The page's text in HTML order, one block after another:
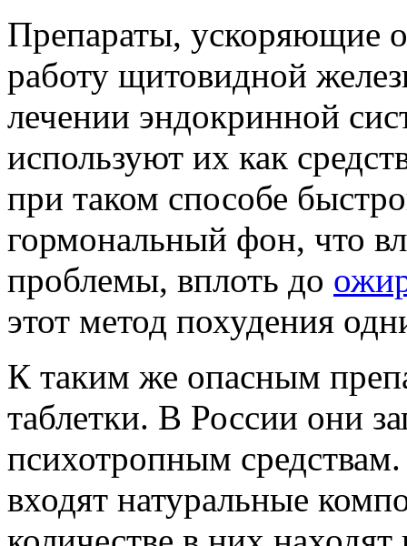
Препараты, ускоряющие
работу щитовидной
лечении эндокринной
используют их как
при таком способе
гормональный фон, что
проблемы, вплоть до
этот метод похудения
К таким же опасным
таблетки. В России они
психотропным средствам.
входят натуральные